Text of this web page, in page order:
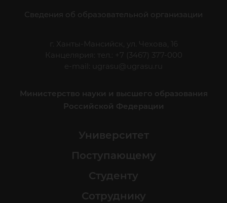
Сведения об образовательной организации
г. Ханты-Мансийск, ул. Чехова, 16
Канцелярия: тел.: +7 (3467) 377-000
e-mail:
ugrasu@ugrasu.ru
Министерство науки и высшего образования
Российской Федерации
Университет
Поступающему
Студенту
Сотруднику